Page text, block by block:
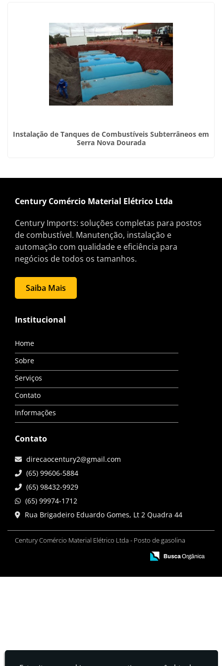
Instalação de Tanques de Combustíveis Subterrâneos em
Serra Nova Dourada
Century Comércio Material Elétrico Ltda
Century Imports: soluções completas para postos
de combustível. Manutenção, instalação e
automação com qualidade e eficiência para
negócios de todos os tamanhos.
Saiba Mais
Institucional
Home
Sobre
Serviços
Contato
Informações
Contato
direcaocentury2@gmail.com
(65) 99606-5884
(65) 98432-9929
(65) 99974-1712
Rua Brigadeiro Eduardo Gomes, Lt 2 Quadra 44
Century Comércio Material Elétrico Ltda - Posto de gasolina